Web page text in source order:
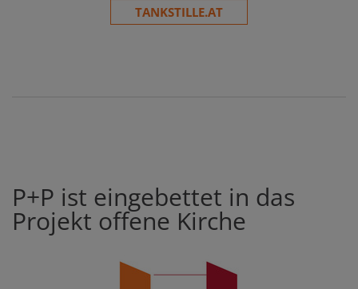
TANKSTILLE.AT
P+P ist eingebettet in das
Projekt offene Kirche